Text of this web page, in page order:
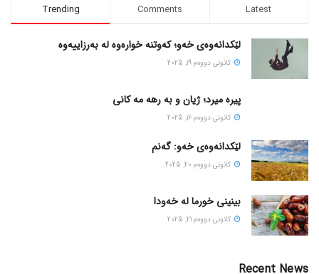
Trending Comments Latest
لێکدانەوەی خەو؛ کەوتنە خوارەوە لە بەرزاییەوە
كانونی دووه‌م 19, 2025
پیره میرد؛ ژیان و به رهه مه کانی
كانونی دووه‌م 16, 2025
لێکدانەوەی خەو: گەنم
كانونی دووه‌م 20, 2025
بینینی خورما لە خەودا
كانونی دووه‌م 21, 2025
Recent News